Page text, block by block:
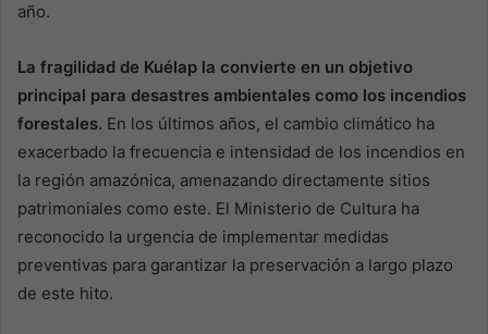
año.
La fragilidad de Kuélap la convierte en un objetivo
principal para desastres ambientales como los incendios
forestales. En los últimos años, el cambio climático ha
exacerbado la frecuencia e intensidad de los incendios en
la región amazónica, amenazando directamente sitios
patrimoniales como este. El Ministerio de Cultura ha
reconocido la urgencia de implementar medidas
preventivas para garantizar la preservación a largo plazo
de este hito.